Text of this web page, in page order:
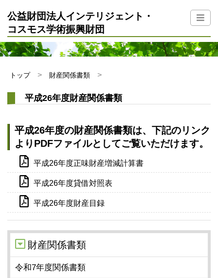
公益財団法人インテリジェント・
コスモス学術振興財団
トップ 財産関係書類
平成26年度財産関係書類
平成26年度の財産関係書類は、下記のリンク
よりPDFファイルとしてご覧いただけます。
平成26年度正味財産増減計算書
平成26年度貸借対照表
平成26年度財産目録
財産関係書類
令和7年度関係書類